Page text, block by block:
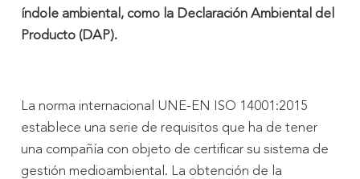
índole ambiental, como la Declaración Ambiental del
Producto (DAP).
La norma internacional UNE-EN ISO 14001:2015
establece una serie de requisitos que ha de tener
una compañía con objeto de certificar su sistema de
gestión medioambiental. La obtención de la